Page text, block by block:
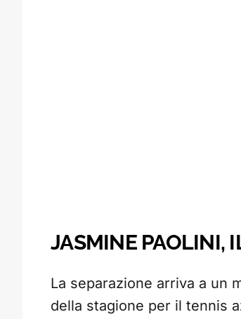
JASMINE PAOLINI,
La separazione arriva a un
della stagione per il tennis